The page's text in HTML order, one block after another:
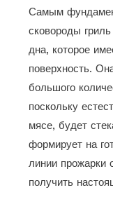
Самым
сковороды
дна, которое
поверхность.
большого
поскольку
мясе, будет
формирует на
линии прожарки
получить